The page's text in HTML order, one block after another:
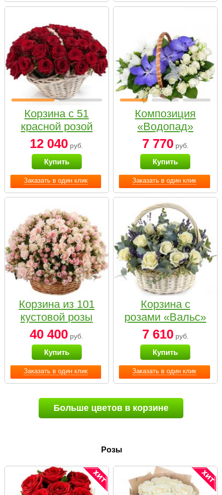
Заказать в один клик
Корзина с 51
красной розой
12 040 руб.
Купить
Заказать в один клик
Композиция
«Водопад»
7 770руб.
Купить
Заказать в один клик
Корзина из 101
кустовой розы
нежных тонов
40 400 руб.
Купить
Заказать в один клик
Корзина с
розами «Вальс»
7 610руб.
Купить
Больше цветов в корзине
Розы